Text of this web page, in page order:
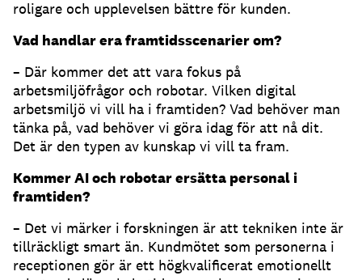
roligare och upplevelsen bättre för kunden.
Vad handlar era framtidsscenarier om?
– Där kommer det att vara fokus på
arbetsmiljöfrågor och robotar. Vilken digital
arbetsmiljö vi vill ha i framtiden? Vad behöver man
tänka på, vad behöver vi göra idag för att nå dit.
Det är den typen av kunskap vi vill ta fram.
Kommer AI och robotar ersätta personal i
framtiden?
– Det vi märker i forskningen är att tekniken inte är
tillräckligt smart än. Kundmötet som personerna i
receptionen gör är ett högkvalificerat emotionellt